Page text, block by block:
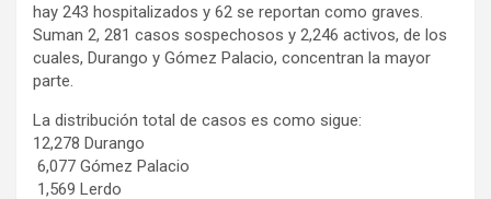
hay 243 hospitalizados y 62 se reportan como graves.
Suman 2, 281 casos sospechosos y 2,246 activos, de los
cuales, Durango y Gómez Palacio, concentran la mayor
parte.
La distribución total de casos es como sigue:
12,278 Durango
6,077 Gómez Palacio
1,569 Lerdo